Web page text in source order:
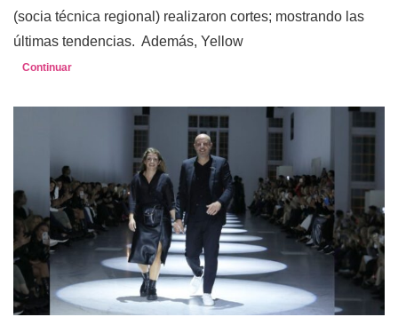
(socia técnica regional) realizaron cortes; mostrando las
últimas tendencias. Además, Yellow
Continuar